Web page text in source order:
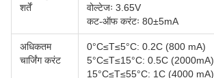
शर्तें
वोल्टेजः 3.65V
कट-ऑफ करंटः 80±5mA
अधिकतम
चार्जिंग करंट
0°C≤T≤5°C: 0.2C (800 mA)
5°C≤T≤15°C: 0.5C (2000mA)
15°C≤T≤55°C: 1C (4000 mA)